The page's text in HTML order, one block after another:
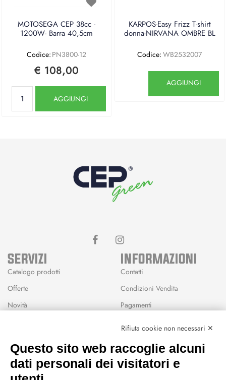
MOTOSEGA CEP 38cc -
1200W- Barra 40,5cm
Codice: PN3800-12
€ 108,00
AGGIUNGI
KARPOS-Easy Frizz T-shirt
donna-NIRVANA OMBRE BL
Codice: WB2532007
AGGIUNGI
SERVIZI
Catalogo prodotti
Offerte
Novità
Wishlist
INFORMAZIONI
Contatti
Condizioni Vendita
Pagamenti
CEP GREEN
Rifiuta cookie non necessari ✕
Questo sito web raccoglie alcuni
dati personali dei visitatori e